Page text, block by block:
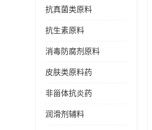
抗真菌类原料
抗生素原料
消毒防腐剂原料
皮肤类原料药
非甾体抗炎药
润滑剂辅料